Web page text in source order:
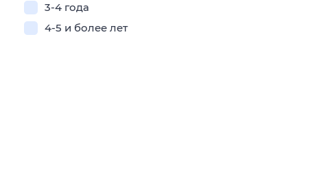
3-4 года
4-5 и более лет